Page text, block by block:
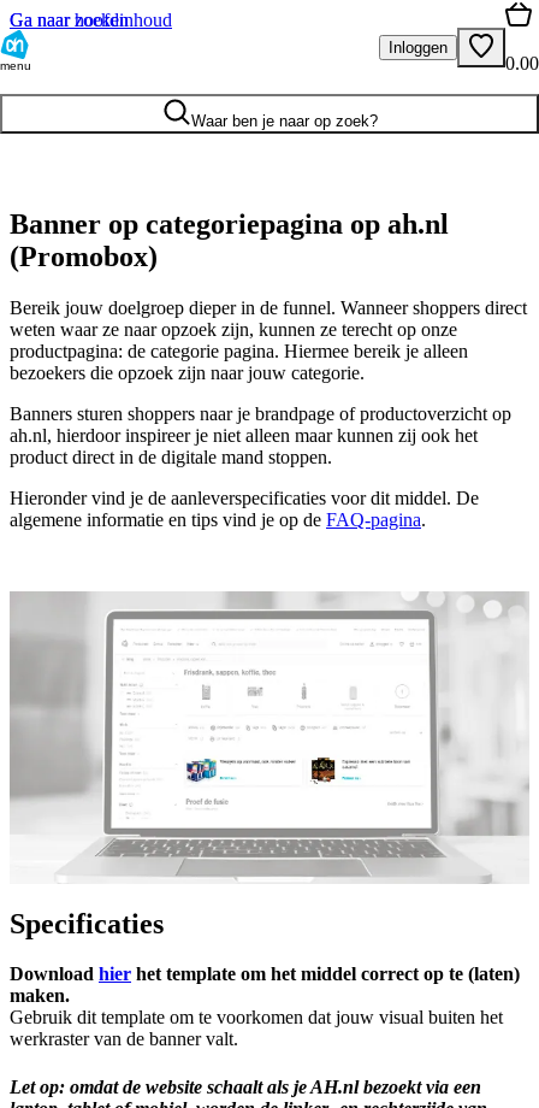
Ga naar hoofdinhoud
Ga naar zoeken
menu
Inloggen
0.00
Waar ben je naar op zoek?
Banner op categoriepagina op ah.nl
(Promobox)
Bereik jouw doelgroep dieper in de funnel. Wanneer shoppers direct
weten waar ze naar opzoek zijn, kunnen ze terecht op onze
productpagina: de categorie pagina. Hiermee bereik je alleen
bezoekers die opzoek zijn naar jouw categorie.
Banners sturen shoppers naar je brandpage of productoverzicht op
ah.nl, hierdoor inspireer je niet alleen maar kunnen zij ook het
product direct in de digitale mand stoppen.
Hieronder vind je de aanleverspecificaties voor dit middel. De
algemene informatie en tips vind je op de FAQ-pagina.
Specificaties
Download hier het template om het middel correct op te (laten)
maken.
Gebruik dit template om te voorkomen dat jouw visual buiten het
werkraster van de banner valt.
Let op: omdat de website schaalt als je AH.nl bezoekt via een